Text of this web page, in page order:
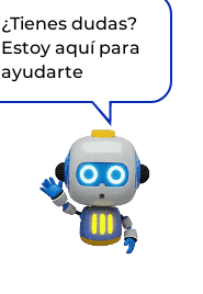
¿Tienes dudas?
Estoy aquí para
ayudarte